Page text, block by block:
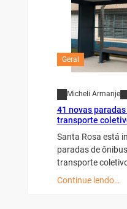
Geral
Micheli Armanje
41 novas
transporte
Santa Rosa está
paradas de
transporte
Continue lendo…